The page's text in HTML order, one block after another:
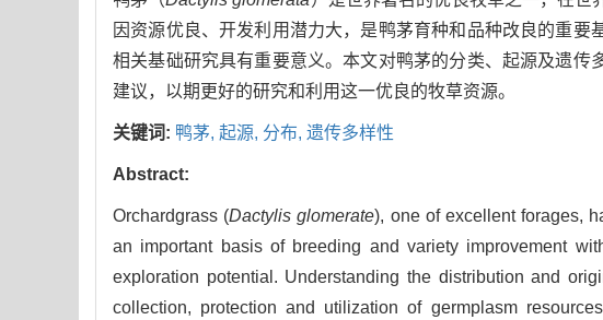
因资源优良、开发利用潜力大，是鸭茅育种和品种改良的重
相关基础研究具有重要意义。本文对鸭茅的分类、起源及遗
建议，以期更好的研究和利用这一优良的牧草资源。
关键词: 鸭茅, 起源, 分布, 遗传多样性
Abstract:
Orchardgrass (Dactylis glomerate), one of excellent forages,
an important basis of breeding and variety improvement
exploration potential. Understanding the distribution and
collection, protection and utilization of germplasm